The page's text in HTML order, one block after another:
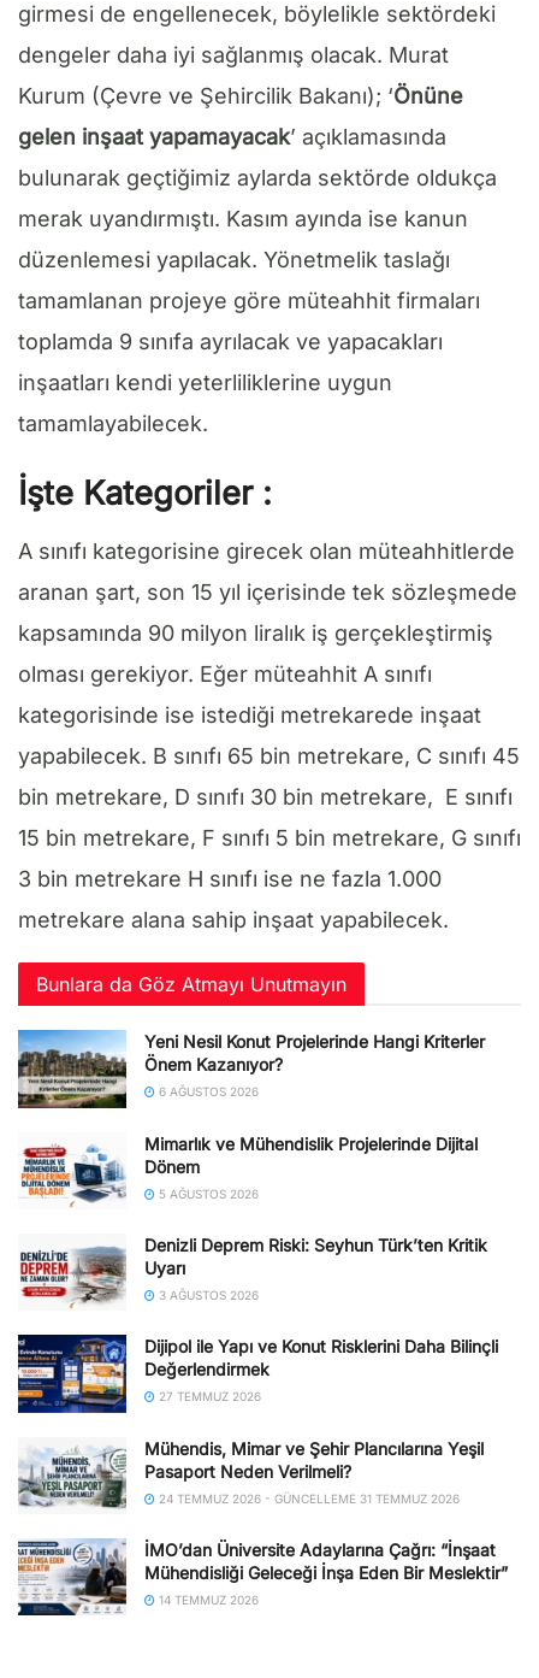
girmesi de engellenecek, böylelikle sektördeki
dengeler daha iyi sağlanmış olacak. Murat
Kurum (Çevre ve Şehircilik Bakanı); ‘Önüne
gelen inşaat yapamayacak’ açıklamasında
bulunarak geçtiğimiz aylarda sektörde oldukça
merak uyandırmıştı. Kasım ayında ise kanun
düzenlemesi yapılacak. Yönetmelik taslağı
tamamlanan projeye göre müteahhit firmaları
toplamda 9 sınıfa ayrılacak ve yapacakları
inşaatları kendi yeterliliklerine uygun
tamamlayabilecek.
İşte Kategoriler :
A sınıfı kategorisine girecek olan müteahhitlerde
aranan şart, son 15 yıl içerisinde tek sözleşmede
kapsamında 90 milyon liralık iş gerçekleştirmiş
olması gerekiyor. Eğer müteahhit A sınıfı
kategorisinde ise istediği metrekarede inşaat
yapabilecek. B sınıfı 65 bin metrekare, C sınıfı 45
bin metrekare, D sınıfı 30 bin metrekare, E sınıfı
15 bin metrekare, F sınıfı 5 bin metrekare, G sınıfı
3 bin metrekare H sınıfı ise ne fazla 1.000
metrekare alana sahip inşaat yapabilecek.
Bunlara da Göz Atmayı Unutmayın
Yeni Nesil Konut Projelerinde Hangi Kriterler
Önem Kazanıyor?
6 AĞUSTOS 2026
Mimarlık ve Mühendislik Projelerinde Dijital
Dönem
5 AĞUSTOS 2026
Denizli Deprem Riski: Seyhun Türk’ten Kritik
Uyarı
3 AĞUSTOS 2026
Dijipol ile Yapı ve Konut Risklerini Daha Bilinçli
Değerlendirmek
27 TEMMUZ 2026
Mühendis, Mimar ve Şehir Plancılarına Yeşil
Pasaport Neden Verilmeli?
24 TEMMUZ 2026 - GÜNCELLEME 31 TEMMUZ 2026
İMO’dan Üniversite Adaylarına Çağrı: “İnşaat
Mühendisliği Geleceği İnşa Eden Bir Meslektir”
14 TEMMUZ 2026